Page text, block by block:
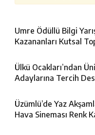
Umre Ödüllü Bilgi
Kazananları Kutsal
Ülkü Ocakları’ndan
Adaylarına Tercih
Üzümlü’de Yaz
Hava Sineması Renk